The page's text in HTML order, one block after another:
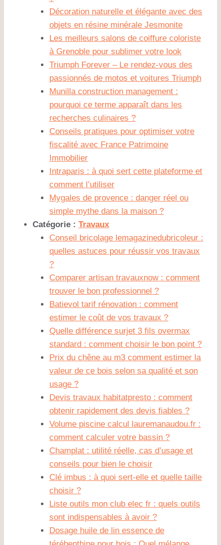
Décoration naturelle et élégante avec des
objets en résine minérale Jesmonite
Les meilleurs salons de coiffure coloriste
à Grenoble pour sublimer votre look
Triumph Forever – Le rendez-vous des
passionnés de motos et voitures Triumph
Munilla construction management :
pourquoi ce terme apparaît dans les
recherches culinaires ?
Conseils pratiques pour optimiser votre
fiscalité avec France Patrimoine
Immobilier
Intraparis : à quoi sert cette plateforme et
comment l’utiliser
Mygales de provence : danger réel ou
simple mythe dans la maison ?
Catégorie : Travaux
Conseil bricolage lemagazinedubricoleur :
quelles astuces pour réussir vos travaux
?
Comparer artisan travauxnow : comment
trouver le bon professionnel ?
Batievol tarif rénovation : comment
estimer le coût de vos travaux ?
Quelle différence surjet 3 fils overmax
standard : comment choisir le bon point ?
Prix du chêne au m3 comment estimer la
valeur de ce bois selon sa qualité et son
usage ?
Devis travaux habitatpresto : comment
obtenir rapidement des devis fiables ?
Volume piscine calcul lauremanaudou.fr :
comment calculer votre bassin ?
Champlat : utilité réelle, cas d’usage et
conseils pour bien le choisir
Clé imbus : à quoi sert-elle et quelle taille
choisir ?
Liste outils mon club elec fr : quels outils
sont indispensables à avoir ?
Dosage huile de lin essence de